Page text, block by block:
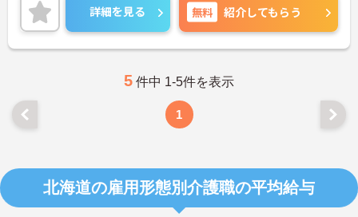
詳細を見る 無料 紹介してもらう
5 件中 1-5件を表示
1
北海道の雇用形態別介護職の平均給与